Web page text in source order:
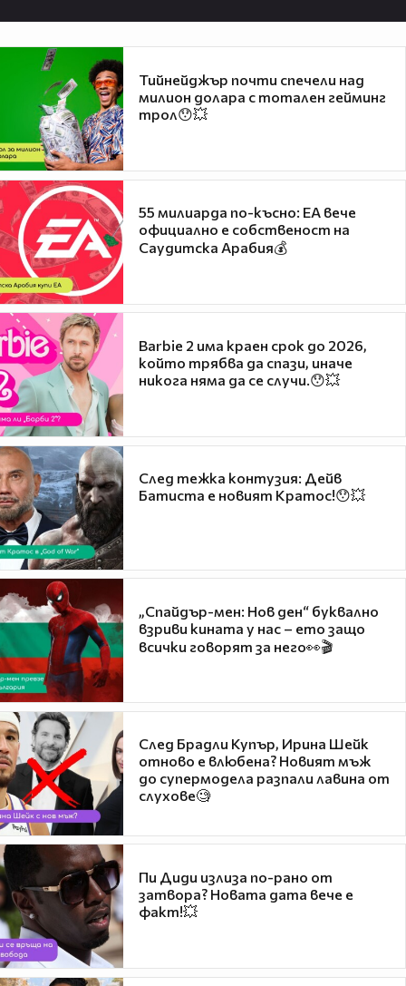
Тийнейджър почти спечели над
милион долара с тотален гейминг
трол😯💥
55 милиарда по-късно: EA вече
официално е собственост на
Саудитска Арабия💰
Barbie 2 има краен срок до 2026,
който трябва да спази, иначе
никога няма да се случи.😯💥
След тежка контузия: Дейв
Батиста е новият Кратос!😯💥
„Спайдър-мен: Нов ден“ буквално
взриви кината у нас – ето защо
всички говорят за него👀🎬
След Брадли Купър, Ирина Шейк
отново е влюбена? Новият мъж
до супермодела разпали лавина от
слухове🧐
Пи Диди излиза по-рано от
затвора? Новата дата вече е
факт!💥